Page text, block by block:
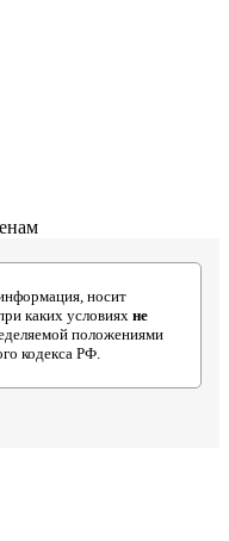
носит
каких условиях не
положениями
кодекса РФ.